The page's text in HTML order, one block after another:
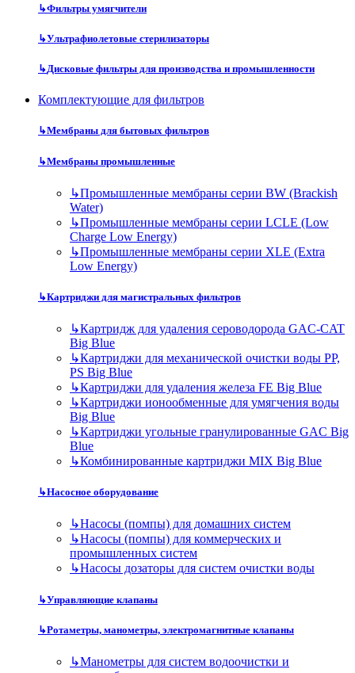
↳Фильтры умягчители
↳Ультрафиолетовые стерилизаторы
↳Дисковые фильтры для производства и промышленности
Комплектующие для фильтров
↳Мембраны для бытовых фильтров
↳Мембраны промышленные
↳Промышленные мембраны серии BW (Brackish
Water)
↳Промышленные мембраны серии LCLE (Low
Charge Low Energy)
↳Промышленные мембраны серии XLE (Extra
Low Energy)
↳Картриджи для магистральных фильтров
↳Картридж для удаления сероводорода GAC-CAT
Big Blue
↳Картриджи для механической очистки воды PP,
PS Big Blue
↳Картриджи для удаления железа FE Big Blue
↳Картриджи ионообменные для умягчения воды
Big Blue
↳Картриджи угольные гранулированные GAC Big
Blue
↳Комбинированные картриджи MIX Big Blue
↳Насосное оборудование
↳Насосы (помпы) для домашних систем
↳Насосы (помпы) для коммерческих и
промышленных систем
↳Насосы дозаторы для систем очистки воды
↳Управляющие клапаны
↳Ротаметры, манометры, электромагнитные клапаны
↳Манометры для систем водоочистки и